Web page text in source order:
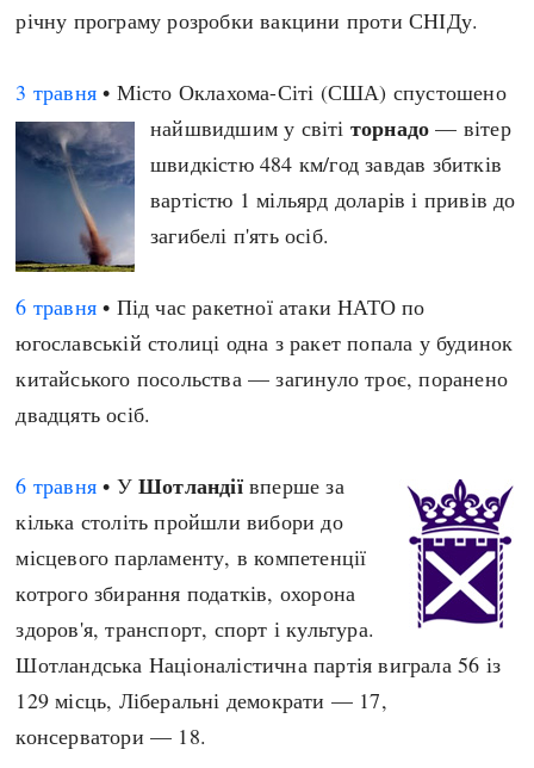
річну програму розробки вакцини проти СНІДу.
3 травня • Місто Оклахома-Сіті (США) спустошено
найшвидшим у світі торнадо — вітер
швидкістю 484 км/год завдав збитків
вартістю 1 мільярд доларів і привів до
загибелі п'ять осіб.
6 травня • Під час ракетної атаки НАТО по
югославській столиці одна з ракет попала у будинок
китайського посольства — загинуло троє, поранено
двадцять осіб.
6 травня • УШотландіївперше за
кілька століть пройшли вибори до
місцевого парламенту, в компетенції
котрого збирання податків, охорона
здоров'я, транспорт, спорт і культура.
Шотландська Націоналістична партія виграла 56 із
129 місць, Ліберальні демократи — 17,
консерватори — 18.